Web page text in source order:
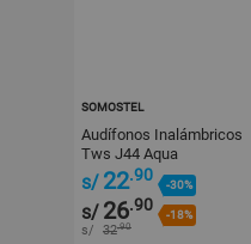
SOMOSTEL
Audífonos Inalámbricos
Tws J44 Aqua
s/ 22.90
-30%
s/ 26.90
-18%
s/ 32.90